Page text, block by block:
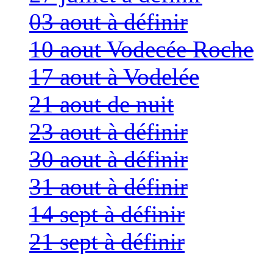
03 aout à définir
10 aout Vodecée Roche
17 aout à Vodelée
21 aout de nuit
23 aout à définir
30 aout à définir
31 aout à définir
14 sept à définir
21 sept à définir